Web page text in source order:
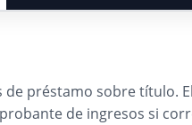
de préstamo sobre título.
de ingresos si